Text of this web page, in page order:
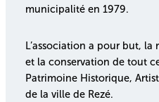
municipalité en 1979.
L’association a pour but,
et la conservation de tout
Patrimoine Historique,
de la ville de Rezé.